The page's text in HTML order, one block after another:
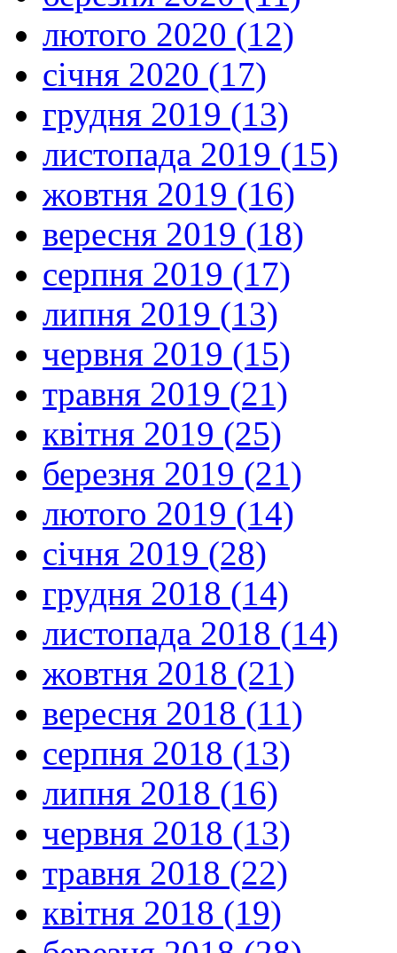
лютого 2020 (12)
січня 2020 (17)
грудня 2019 (13)
листопада 2019 (15)
жовтня 2019 (16)
вересня 2019 (18)
серпня 2019 (17)
липня 2019 (13)
червня 2019 (15)
травня 2019 (21)
квітня 2019 (25)
березня 2019 (21)
лютого 2019 (14)
січня 2019 (28)
грудня 2018 (14)
листопада 2018 (14)
жовтня 2018 (21)
вересня 2018 (11)
серпня 2018 (13)
липня 2018 (16)
червня 2018 (13)
травня 2018 (22)
квітня 2018 (19)